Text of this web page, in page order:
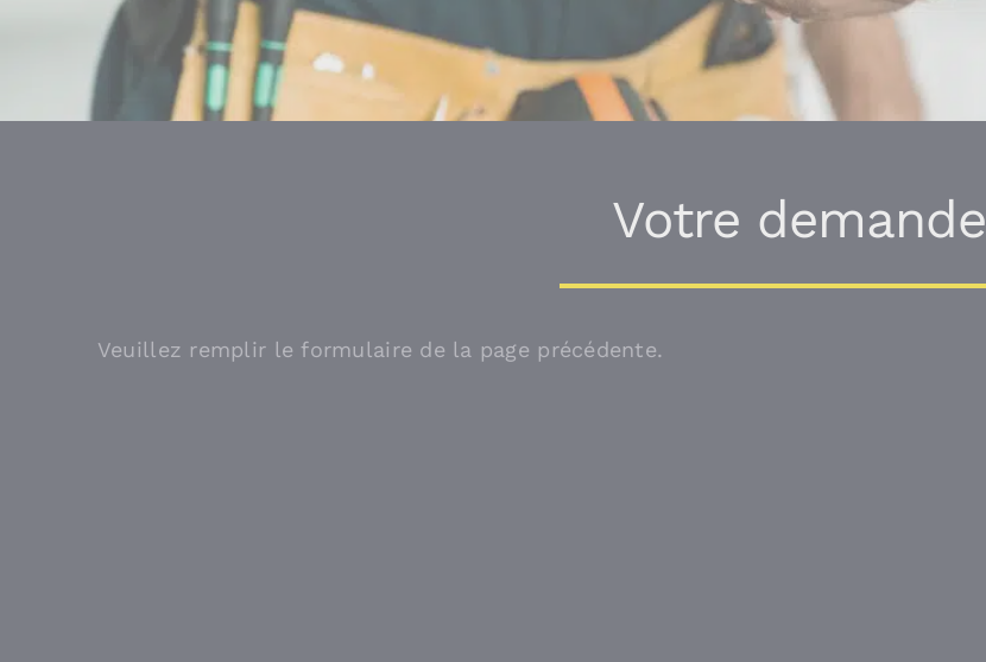
Votre demande
Veuillez remplir le formulaire de la page précédente.